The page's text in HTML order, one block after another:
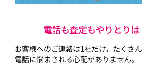
電話も査定もやりとり
お客様へのご連絡は1社だけ。たくさ
電話に悩まされる心配がありません。